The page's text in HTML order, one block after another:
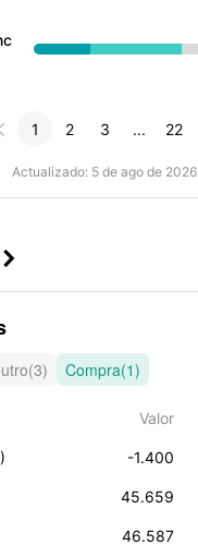
1 2 3 ... 22
Actualizado: 5 de ago de 2026

Compra(1)
Valor
-1.400
45.659
46.587